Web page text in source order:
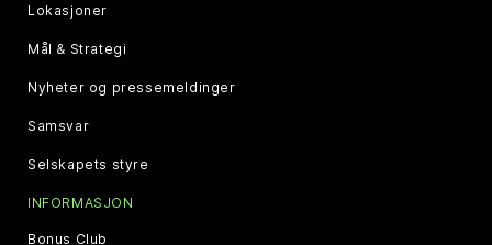
Lokasjoner
Mål & Strategi
Nyheter og pressemeldinger
Samsvar
Selskapets styre
INFORMASJON
Bonus Club